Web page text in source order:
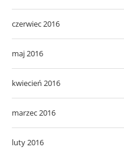
czerwiec 2016
maj 2016
kwiecień 2016
marzec 2016
luty 2016